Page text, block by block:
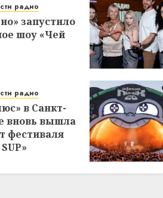
радио
запустило
шоу «Чей
радио
в Санкт-
вновь вышла
фестиваля